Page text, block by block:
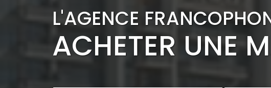
L'AGENCE
ACHETER UNE